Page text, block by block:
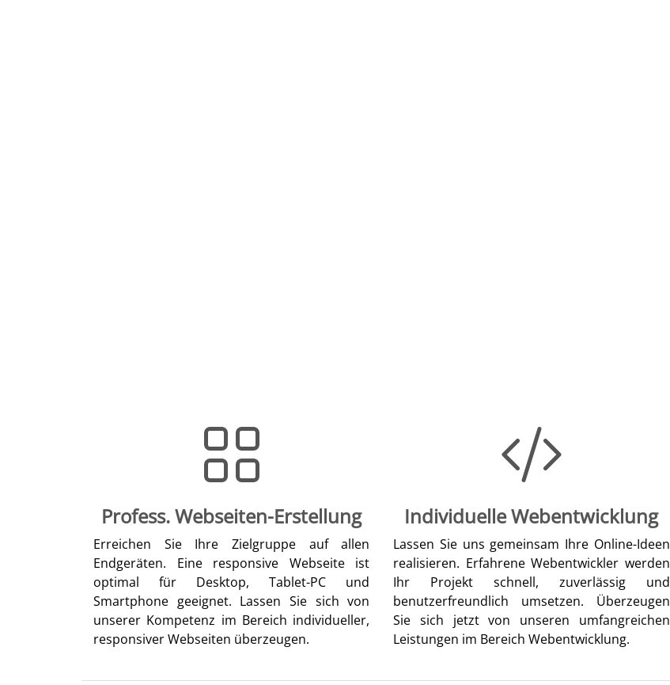
Profess. Webseiten-Erstellung
Erreichen Sie Ihre Zielgruppe auf allen
Endgeräten. Eine responsive Webseite ist
optimal für Desktop, Tablet-PC und
Smartphone geeignet. Lassen Sie sich von
unserer Kompetenz im Bereich individueller,
responsiver Webseiten überzeugen.
Individuelle Webentwicklung
Lassen Sie uns gemeinsam Ihre Online-Ideen
realisieren. Erfahrene Webentwickler werden
Ihr Projekt schnell, zuverlässig und
benutzerfreundlich umsetzen. Überzeugen
Sie sich jetzt von unseren umfangreichen
Leistungen im Bereich Webentwicklung.